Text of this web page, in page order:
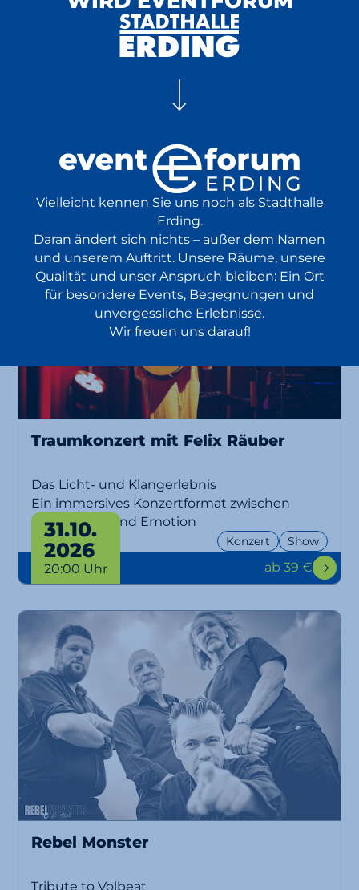
BR Brettl-Spitzen LIVE
2026
18:00 Uhr ab 37,20 €
Traumkonzert mit Felix Räuber
Das Licht- und Klangerlebnis
Ein immersives Konzertformat zwischen
Musik, Licht und Emotion
Konzert Show
31.10.
2026
20:00 Uhr ab 39 €
Rebel Monster
Tribute to Volbeat
Vielleicht kennen Sie uns noch als Stadthalle
Erding.
Daran ändert sich nichts – außer dem Namen
und unserem Auftritt. Unsere Räume, unsere
Qualität und unser Anspruch bleiben: Ein Ort
für besondere Events, Begegnungen und
unvergessliche Erlebnisse.
Wir freuen uns darauf!